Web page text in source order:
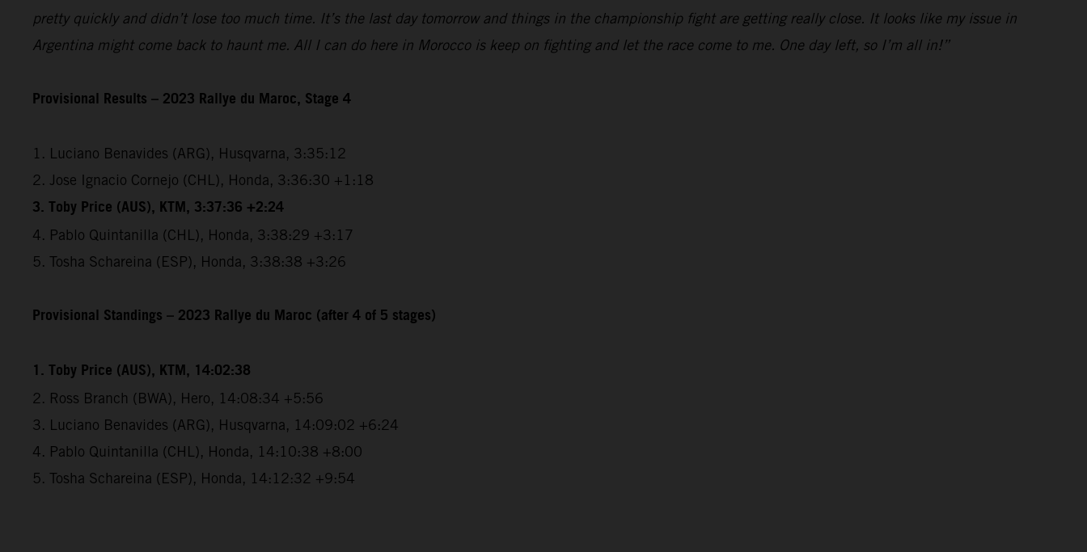
pretty quickly and didn’t lose too much time. It’s the last day tomorrow and things in the championship fight are getting really close. It looks like my issue in
Argentina might come back to haunt me. All I can do here in Morocco is keep on fighting and let the race come to me. One day left, so I’m all in!”
Provisional Results – 2023 Rallye du Maroc, Stage 4
1. Luciano Benavides (ARG), Husqvarna, 3:35:12
2. Jose Ignacio Cornejo (CHL), Honda, 3:36:30 +1:18
3. Toby Price (AUS), KTM, 3:37:36 +2:24
4. Pablo Quintanilla (CHL), Honda, 3:38:29 +3:17
5. Tosha Schareina (ESP), Honda, 3:38:38 +3:26
Provisional Standings – 2023 Rallye du Maroc (after 4 of 5 stages)
1. Toby Price (AUS), KTM, 14:02:38
2. Ross Branch (BWA), Hero, 14:08:34 +5:56
3. Luciano Benavides (ARG), Husqvarna, 14:09:02 +6:24
4. Pablo Quintanilla (CHL), Honda, 14:10:38 +8:00
5. Tosha Schareina (ESP), Honda, 14:12:32 +9:54